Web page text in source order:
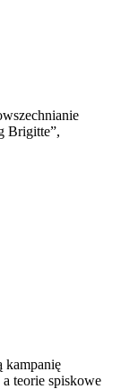
Brigitte”,
kampanię
teorie spiskowe